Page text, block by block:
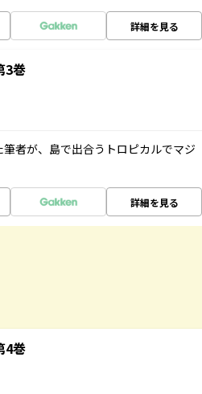
詳細を見る
3巻
者が、島で出合うトロピカルでマジ
詳細を見る
4巻